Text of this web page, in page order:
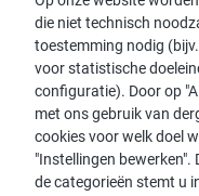
die niet technisch
toestemming nodig
voor statistische
configuratie). Door op
met ons gebruik van
cookies voor welk doel
"Instellingen bewerken".
de categorieën stemt u
Consulent zoeken
Contact met proWIN
Service-FAQ